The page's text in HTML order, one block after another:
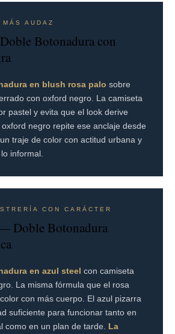
AUDAZ
Botonadura con
en blush rosa palo sobre
con oxford negro. La camiseta
pastel y evita que el look derive
negro repite ese anclaje desde
traje de color con actitud urbana y
informal.
CON CARÁCTER
Doble Botonadura
en azul steel con camiseta
La misma fórmula que el rosa
con más cuerpo. El azul pizarra
suficiente para funcionar tanto en
como en un plan de tarde. La